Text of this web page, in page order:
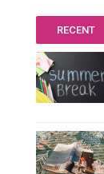
RECENT